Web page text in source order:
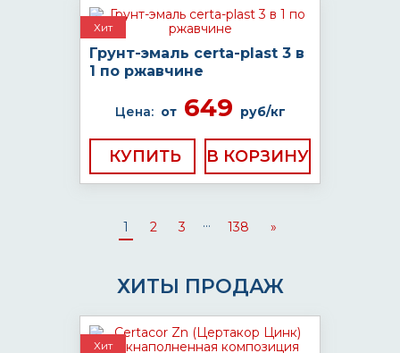
Хит
Грунт-эмаль certa-plast 3 в
1 по ржавчине
Цена: от649 руб/кг
КУПИТЬ
1 2 3 ... 138 »
ХИТЫ ПРОДАЖ
Хит